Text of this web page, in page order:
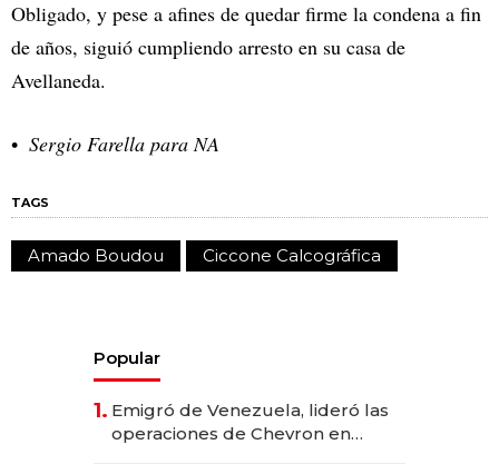
Obligado, y pese a afines de quedar firme la condena a fin
de años, siguió cumpliendo arresto en su casa de
Avellaneda.
Sergio Farella para NA
TAGS
Amado Boudou Ciccone Calcográfica
Popular
1. Emigró de Venezuela, lideró las
operaciones de Chevron en